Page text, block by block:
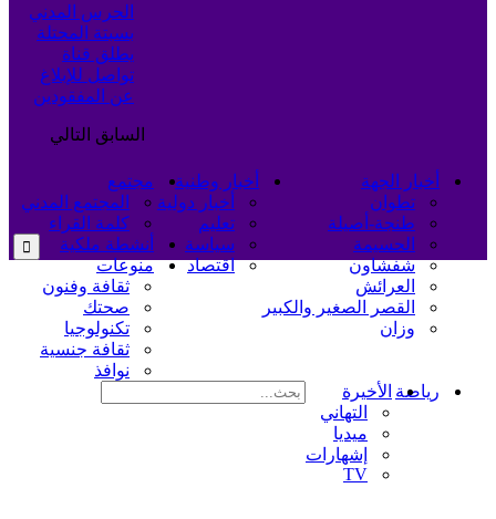
الحرس المدني
بسبتة المحتلة
يطلق قناة
تواصل للإبلاغ
عن المفقودين
السابقالتالي
أخبار الجهة
تطوان
طنجة-أصيلة
الحسيمة
شفشاون
العرائش
القصر الصغير والكبير
وزان
أخبار وطنية
أخبار دولية
تعليم
سياسة
اقتصاد
مجتمع
المجتمع المدني
كلمة القراء
أنشطة ملكية
منوعات
ثقافة وفنون
صحتك
تكنولوجيا
ثقافة جنسية
نوافذ
رياضة الأخيرة
التهاني
ميديا
إشهارات
TV